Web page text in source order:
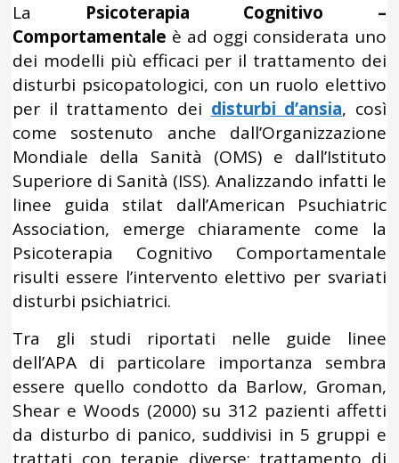
La Psicoterapia Cognitivo –
Comportamentale è ad oggi considerata uno
dei modelli più efficaci per il trattamento dei
disturbi psicopatologici, con un ruolo elettivo
per il trattamento dei disturbi d’ansia, così
come sostenuto anche dall’Organizzazione
Mondiale della Sanità (OMS) e dall’Istituto
Superiore di Sanità (ISS). Analizzando infatti le
linee guida stilat dall’American Psuchiatric
Association, emerge chiaramente come la
Psicoterapia Cognitivo Comportamentale
risulti essere l’intervento elettivo per svariati
disturbi psichiatrici.
Tra gli studi riportati nelle guide linee
dell’APA di particolare importanza sembra
essere quello condotto da Barlow, Groman,
Shear e Woods (2000) su 312 pazienti affetti
da disturbo di panico, suddivisi in 5 gruppi e